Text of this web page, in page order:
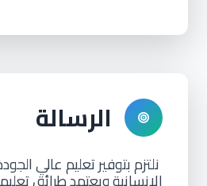
الرسالة
نلتزم بتوفير تعليم عالي
الإنسانية ويعتمد طرائق